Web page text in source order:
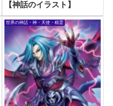
【神話のイラスト】
世界の神話・神・天使・精霊